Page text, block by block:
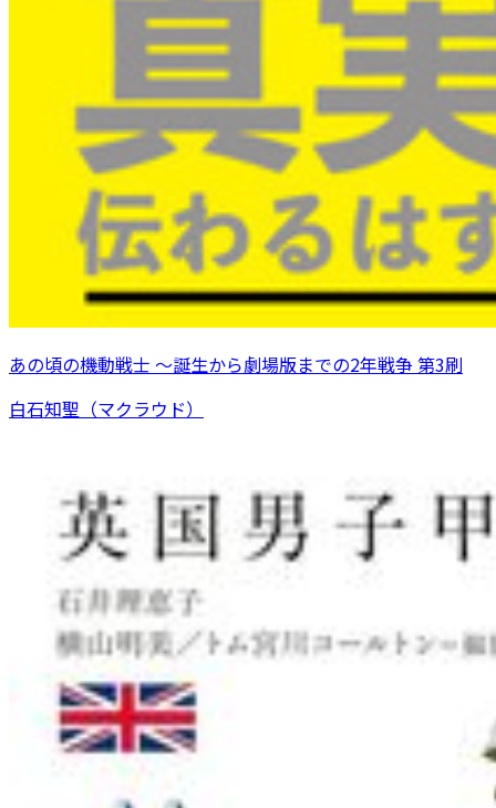
あの頃の機動戦士 ～誕生から劇場版までの2年戦争 第3刷
白石知聖（マクラウド）